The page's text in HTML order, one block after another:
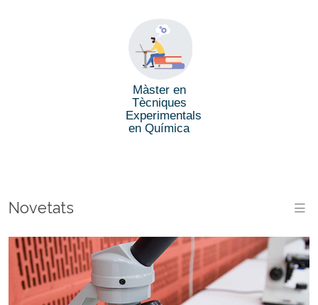
Màster en
Tècniques
Experimentals
en Química
Novetats